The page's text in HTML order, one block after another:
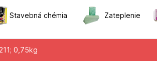
Stavebná chémia Zateplenie
0,75kg